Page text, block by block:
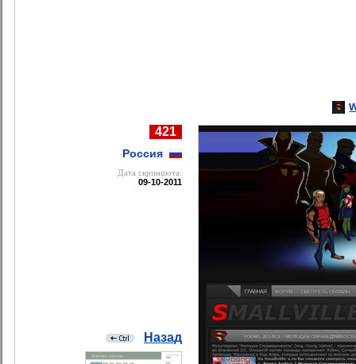
421
Россия
Дата cкриншота:
09-10-2011
Назад